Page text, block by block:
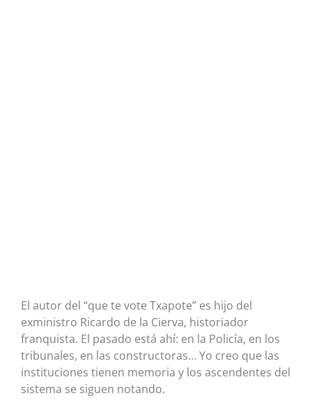
El autor del “que te vote Txapote” es hijo del
exministro Ricardo de la Cierva, historiador
franquista. El pasado está ahí: en la Policía, en los
tribunales, en las constructoras… Yo creo que las
instituciones tienen memoria y los ascendentes del
sistema se siguen notando.